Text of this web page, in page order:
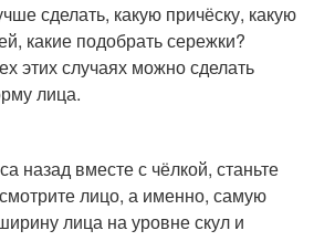
сделать, какую причёску, какую
какие подобрать сережки?
этих случаях можно сделать
лица.
назад вместе с чёлкой, станьте
лицо, а именно, самую
лица на уровне скул и